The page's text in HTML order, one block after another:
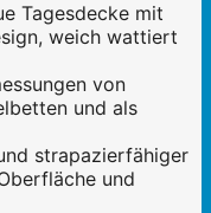
Tagesdecke mit
weich wattiert
von
und als
strapazierfähiger
und